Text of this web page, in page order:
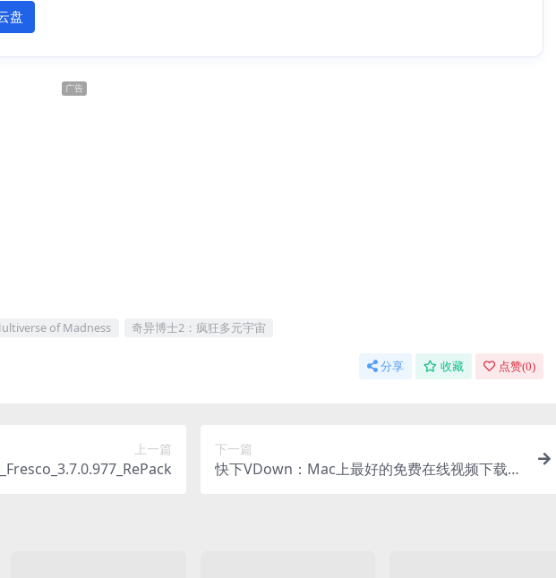
盘
广告
of Madness 奇异博士2：疯狂多元宇宙
分享 收藏 点赞(0)
上一篇 下一篇
快下VDown：Mac上最好的免费在线视频下载软